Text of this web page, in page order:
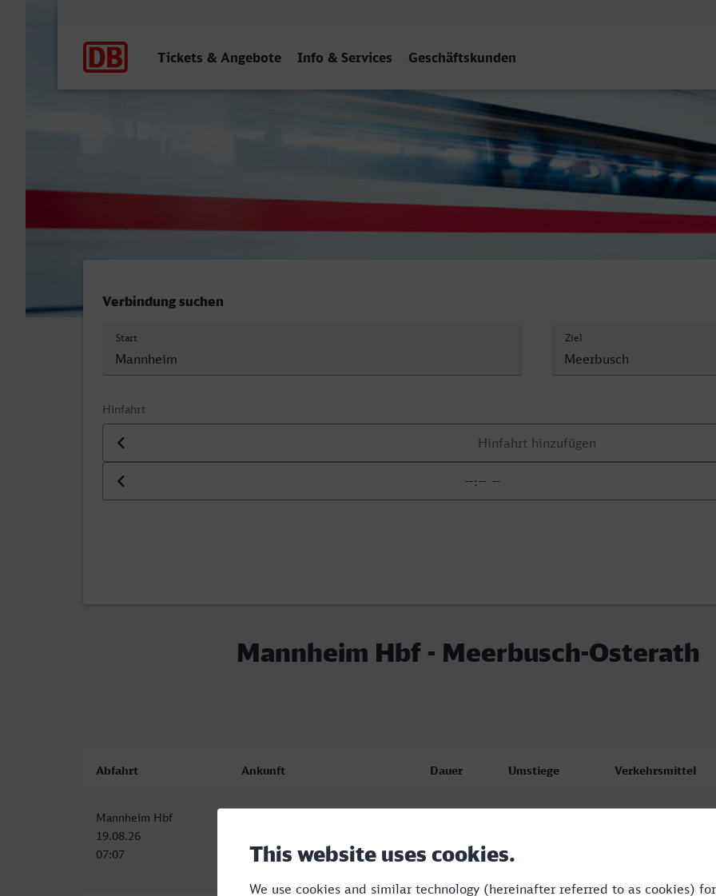
Tickets & Angebote Info & Services Geschäftskunden
Mannheim Hbf - Meerbusch-Osterath
Verbindung suchen
Start Ziel
Hinfahrt
Datum der Hinfahrt
Uhrzeit der Hinfahrt
Mannheim Hbf - Meerbusch-Osterath
Abfahrt Ankunft Dauer Umstiege Verkehrsmittel
Mannheim Hbf
19.08.26
07:07
09:22